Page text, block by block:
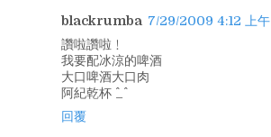
blackrumba 7/29/2009 4:12 上午
讚啦讚啦﹗
我要配冰涼的啤酒
大口啤酒大口肉
阿紀乾杯 ^_^
回覆